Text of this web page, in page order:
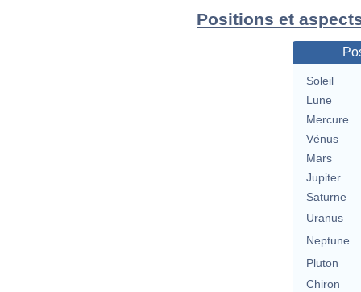
Positions et
Soleil
Lune
Mercure
Vénus
Mars
Jupiter
Saturne
Uranus
Neptune
Pluton
Chiron